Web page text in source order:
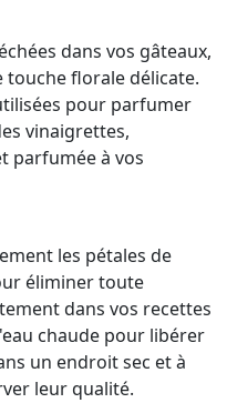
dans vos gâteaux,
florale délicate.
pour parfumer
vinaigrettes,
parfumée à vos
les pétales de
éliminer toute
dans vos recettes
chaude pour libérer
un endroit sec et à
leur qualité.